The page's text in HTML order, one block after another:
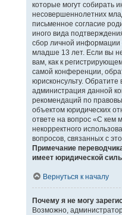
которые могут собирать
несовершеннолетних
письменное согласие
иного вида
сбор личной
младше 13 лет. Если вы
вам, как к
самой конференции,
юрисконсульту.
администрация данной
рекомендаций по
объектом юридических
ответе на вопрос «С кем
некорректного
вопросов, связанных с
Примечание
имеет юридической
Вернуться к началу
Почему я не могу
Возможно,